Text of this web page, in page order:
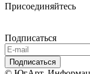
Присоединяйтесь
Подписаться